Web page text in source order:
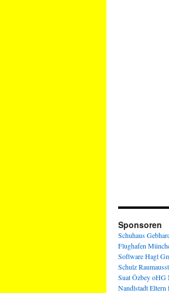
Sponsoren
Schuhaus
Flughafen
Software Hagl
Schulz
Suat Özbey oHG
Nandlstadt